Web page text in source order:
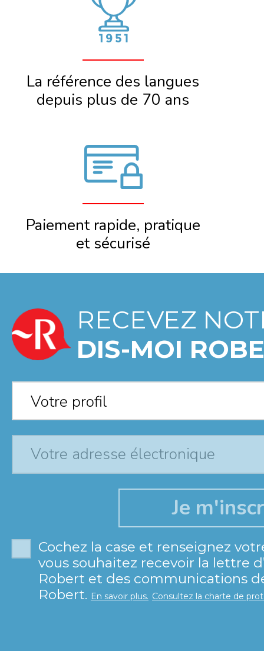
La référence des langues
depuis plus de 70 ans
Paiement rapide, pratique
et sécurisé
RECEVEZ
DIS-MOI
Votre profil*
Votre profil
Cochez la case et renseignez
vous souhaitez recevoir la lettre
Robert et des communications
Robert. En savoir plus. Consultez la charte de